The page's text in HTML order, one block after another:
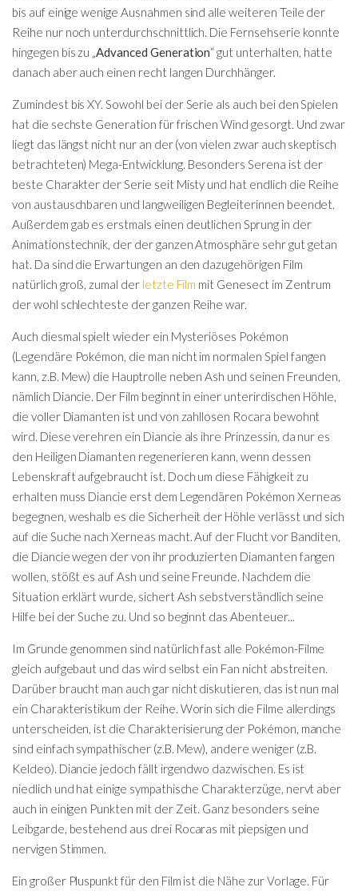
bis auf einige wenige Ausnahmen sind alle weiteren Teile der
Reihe nur noch unterdurchschnittlich. Die Fernsehserie konnte
hingegen bis zu „ Advanced Generation“ gut unterhalten, hatte
danach aber auch einen recht langen Durchhänger.
Zumindest bis XY. Sowohl bei der Serie als auch bei den Spielen
hat die sechste Generation für frischen Wind gesorgt. Und zwar
liegt das längst nicht nur an der (von vielen zwar auch skeptisch
betrachteten) Mega-Entwicklung. Besonders Serena ist der
beste Charakter der Serie seit Misty und hat endlich die Reihe
von austauschbaren und langweiligen Begleiterinnen beendet.
Außerdem gab es erstmals einen deutlichen Sprung in der
Animationstechnik, der der ganzen Atmosphäre sehr gut getan
hat. Da sind die Erwartungen an den dazugehörigen Film
natürlich groß, zumal der letzte Film mit Genesect im Zentrum
der wohl schlechteste der ganzen Reihe war.
Auch diesmal spielt wieder ein Mysteriöses Pokémon
(Legendäre Pokémon, die man nicht im normalen Spiel fangen
kann, z.B. Mew) die Hauptrolle neben Ash und seinen Freunden,
nämlich Diancie. Der Film beginnt in einer unterirdischen Höhle,
die voller Diamanten ist und von zahllosen Rocara bewohnt
wird. Diese verehren ein Diancie als ihre Prinzessin, da nur es
den Heiligen Diamanten regenerieren kann, wenn dessen
Lebenskraft aufgebraucht ist. Doch um diese Fähigkeit zu
erhalten muss Diancie erst dem Legendären Pokémon Xerneas
begegnen, weshalb es die Sicherheit der Höhle verlässt und sich
auf die Suche nach Xerneas macht. Auf der Flucht vor Banditen,
die Diancie wegen der von ihr produzierten Diamanten fangen
wollen, stößt es auf Ash und seine Freunde. Nachdem die
Situation erklärt wurde, sichert Ash sebstverständlich seine
Hilfe bei der Suche zu. Und so beginnt das Abenteuer...
Im Grunde genommen sind natürlich fast alle Pokémon-Filme
gleich aufgebaut und das wird selbst ein Fan nicht abstreiten.
Darüber braucht man auch gar nicht diskutieren, das ist nun mal
ein Charakteristikum der Reihe. Worin sich die Filme allerdings
unterscheiden, ist die Charakterisierung der Pokémon, manche
sind einfach sympathischer (z.B. Mew), andere weniger (z.B.
Keldeo). Diancie jedoch fällt irgendwo dazwischen. Es ist
niedlich und hat einige sympathische Charakterzüge, nervt aber
auch in einigen Punkten mit der Zeit. Ganz besonders seine
Leibgarde, bestehend aus drei Rocaras mit piepsigen und
nervigen Stimmen.
Ein großer Pluspunkt für den Film ist die Nähe zur Vorlage. Für